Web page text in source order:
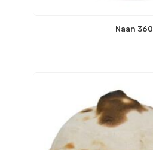
Naan 360